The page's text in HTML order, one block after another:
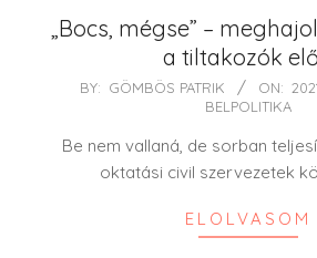
„Bocs, mégse” –
a tiltakozók
2021-
09
BY: GÖMBÖS PATRIK ON:
BELPOLITIKA
Be nem vallaná, de sorban
oktatási civil szervezetek
ELOLVASOM